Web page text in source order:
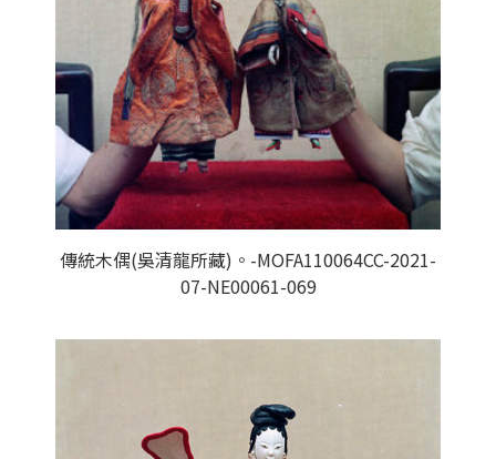
傳統木偶(吳清龍所藏)。-MOFA110064CC-2021-
07-NE00061-069